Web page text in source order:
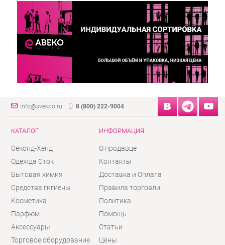
info@avekoo.ru 8 (800) 222-9004
КАТАЛОГ
Секонд-Хенд
Одежда Сток
Бытовая химия
Средства гигиены
Косметика
Парфюм
Аксессуары
Торговое оборудование
ИНФОРМАЦИЯ
О продавце
Контакты
Доставка и Оплата
Правила торговли
Политика
Помощь
Статьи
Цены